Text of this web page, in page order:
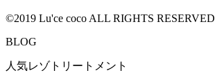
©2019 Lu'ce coco ALL RIGHTS RESERVED
BLOG
人気レゾトリートメント